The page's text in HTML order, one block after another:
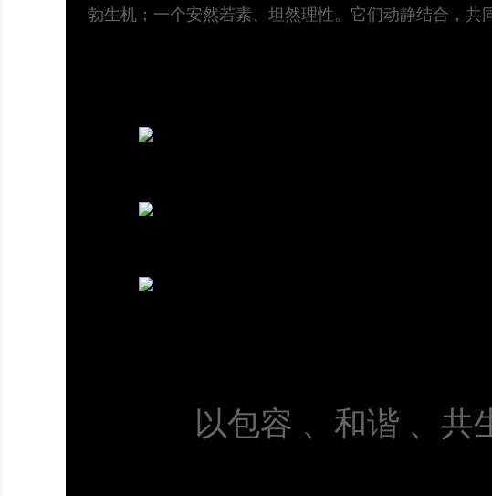
勃生机；一个安然若素、坦然理性。它们动静结合，共
以包容 、和谐 、共